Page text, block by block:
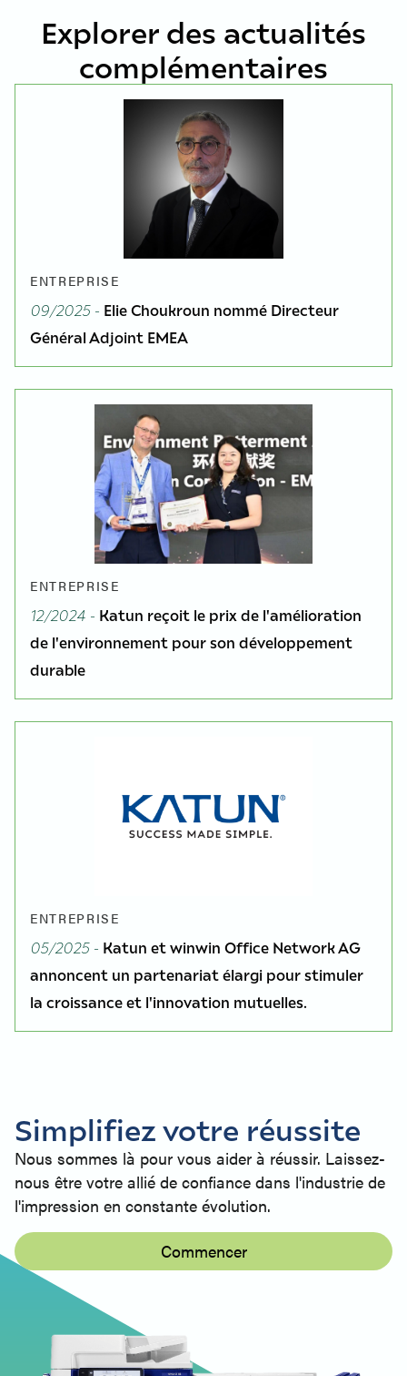
Explorer des actualités
complémentaires
ENTREPRISE
09/2025 - Elie Choukroun nommé Directeur
Général Adjoint EMEA
ENTREPRISE
12/2024 - Katun reçoit le prix de l'amélioration
de l'environnement pour son développement
durable
ENTREPRISE
05/2025 - Katun et winwin Office Network AG
annoncent un partenariat élargi pour stimuler
la croissance et l'innovation mutuelles.
Simplifiez votre réussite
Nous sommes là pour vous aider à réussir. Laissez-
nous être votre allié de confiance dans l'industrie de
l'impression en constante évolution.
Commencer